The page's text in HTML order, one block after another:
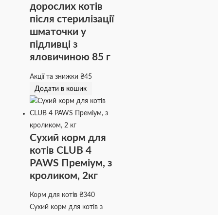
дорослих котів
після стерилізації
шматочки у
підливці з
яловичиною 85 г
Акції та знижки₴45
Додати в кошик
Сухий корм для
котів CLUB 4
PAWS Преміум, з
кроликом, 2кг
Корм для котів₴340
Сухий корм для котів з